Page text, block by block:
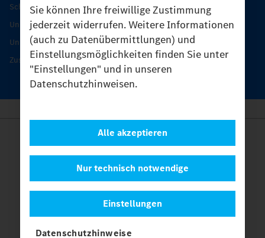
Sie können Ihre freiwillige Zustimmung
jederzeit widerrufen. Weitere Informationen
(auch zu Datenübermittlungen) und
Einstellungsmöglichkeiten finden Sie unter
"Einstellungen" und in unseren
Datenschutzhinweisen.
Einstellungen
Nur technisch notwendige
Alle akzeptieren
Datenschutzhinweise
Schutz und Werterhalt
Unimog Serviceangebot
Unimog Servicetage
Zusatzleistungen
Anbieter
Rechtliche Hinweise
Kontakt
Cookies
Datenschutz
Einstellungen
© 2026 Daimler Truck AG. Alle Rechte vorbehalten.